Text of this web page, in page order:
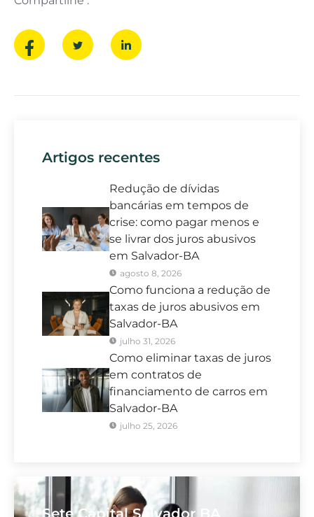
Artigos recentes
Redução de dívidas
bancárias em tempos de
crise: como pagar menos e
se livrar dos juros abusivos
em Salvador-BA
agosto 8, 2026
Como funciona a redução de
taxas de juros abusivos em
Salvador-BA
julho 31, 2026
Como eliminar taxas de juros
em contratos de
financiamento de carros em
Salvador-BA
julho 25, 2026